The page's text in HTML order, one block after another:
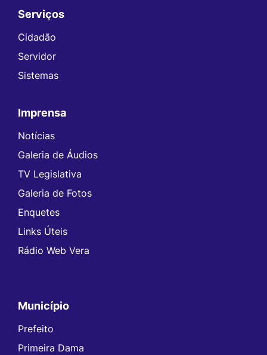
Seção do Rodapé e Contato
Serviços
Cidadão
Servidor
Sistemas
Imprensa
Notícias
Galeria de Áudios
TV Legislativa
Galeria de Fotos
Enquetes
Links Úteis
Rádio Web Vera
Município
Prefeito
Primeira Dama